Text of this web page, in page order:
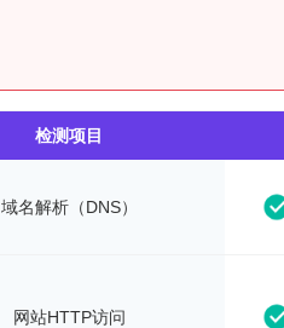
检测项目
域名解析（DNS）
网站HTTP访问